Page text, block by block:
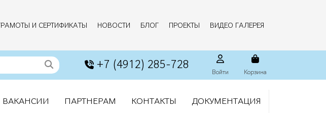
ГРАМОТЫ И СЕРТИФИКАТЫ НОВОСТИ БЛОГ ПРОЕКТЫ ВИДЕО ГАЛЕРЕЯ
+7 (4912) 285-728
Войти Корзина
ВАКАНСИИ ПАРТНЕРАМ КОНТАКТЫ ДОКУМЕНТАЦИЯ